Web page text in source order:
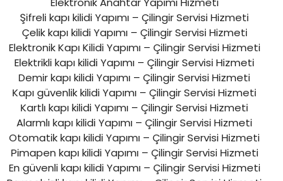
Şifreli kapı kilidi Yapımı – Çilingir Servisi Hizmeti
Çelik kapı kilidi Yapımı – Çilingir Servisi Hizmeti
Elektronik Kapı Kilidi Yapımı – Çilingir Servisi Hizmeti
Elektrikli kapı kilidi Yapımı – Çilingir Servisi Hizmeti
Demir kapı kilidi Yapımı – Çilingir Servisi Hizmeti
Kapı güvenlik kilidi Yapımı – Çilingir Servisi Hizmeti
Kartlı kapı kilidi Yapımı – Çilingir Servisi Hizmeti
Alarmlı kapı kilidi Yapımı – Çilingir Servisi Hizmeti
Otomatik kapı kilidi Yapımı – Çilingir Servisi Hizmeti
Pimapen kapı kilidi Yapımı – Çilingir Servisi Hizmeti
En güvenli kapı kilidi Yapımı – Çilingir Servisi Hizmeti